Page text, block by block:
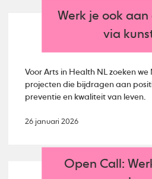
Werk je ook
via
Voor Arts in Health NL zoeken
projecten die bijdragen aan
preventie en kwaliteit van leven.
26 januari 2026
Open Call: